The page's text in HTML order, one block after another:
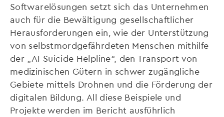
Softwarelösungen setzt sich das Unternehmen
auch für die Bewältigung gesellschaftlicher
Herausforderungen ein, wie der Unterstützung
von selbstmordgefährdeten Menschen mithilfe
der „AI Suicide Helpline“, den Transport von
medizinischen Gütern in schwer zugängliche
Gebiete mittels Drohnen und die Förderung der
digitalen Bildung. All diese Beispiele und
Projekte werden im Bericht ausführlich